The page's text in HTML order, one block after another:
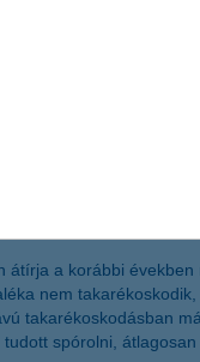
spórol, de
hónap elején
átírja a korábbi
nem
takarékoskodásban
spórolni, átlagosan